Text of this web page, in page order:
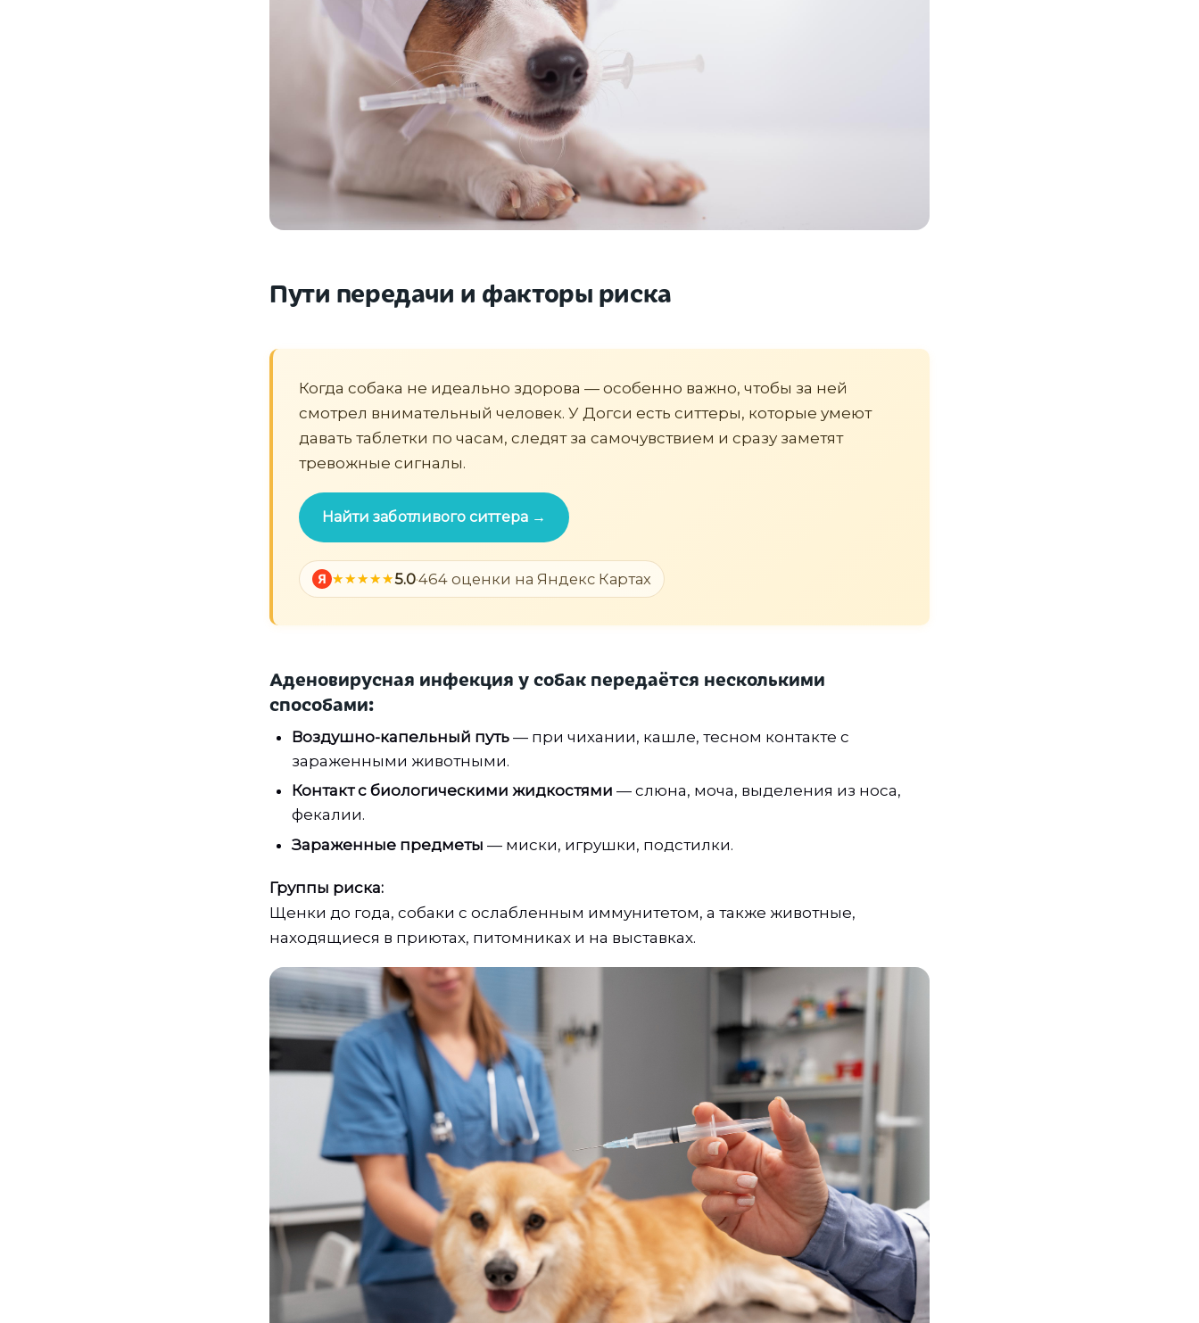
Пути передачи и факторы риска
Когда собака не идеально здорова — особенно важно, чтобы за ней
смотрел внимательный человек. У Догси есть ситтеры, которые умеют
давать таблетки по часам, следят за самочувствием и сразу заметят
тревожные сигналы.
Найти заботливого ситтера →
Я 5.0·464 оценки на Яндекс Картах
Аденовирусная инфекция у собак передаётся несколькими
способами:
Воздушно-капельный путь — при чихании, кашле, тесном контакте с
зараженными животными.
Контакт с биологическими жидкостями — слюна, моча, выделения из носа,
фекалии.
Зараженные предметы — миски, игрушки, подстилки.
Группы риска:
Щенки до года, собаки с ослабленным иммунитетом, а также животные,
находящиеся в приютах, питомниках и на выставках.